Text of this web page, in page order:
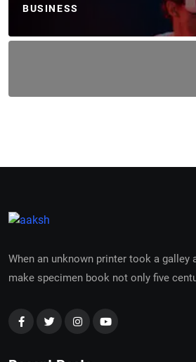
BUSINESS
When an unknown printer took a galley
make specimen book not only five